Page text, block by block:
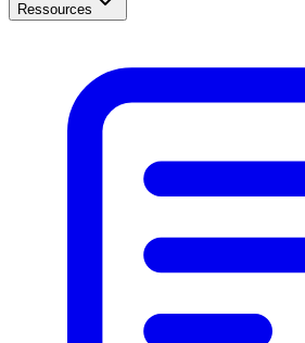
Ressources